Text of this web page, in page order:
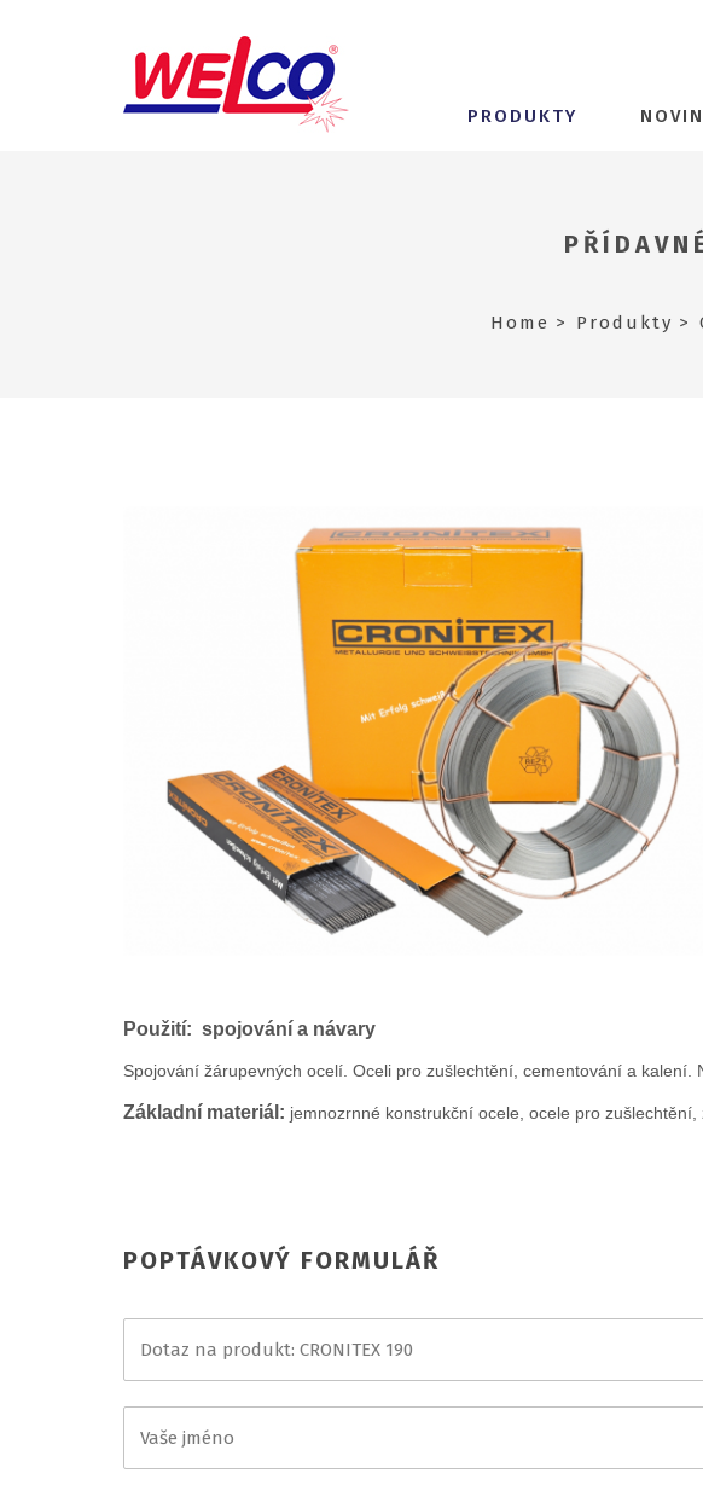
PRODUKTY
Home Produkty
Použití: spojování a návary
Spojování žárupevných ocelí. Oceli pro zušlechtění, cementování a
Základní materiál: jemnozrnné konstrukční ocele, ocele pro
POPTÁVKOVÝ FORMULÁŘ